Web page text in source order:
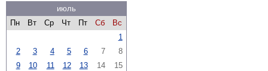
июль
Пн
Вт Ср Чт Пт Сб
Вс
1
2
3 4 5 6 7
8
9
10 11 12 13 14
15